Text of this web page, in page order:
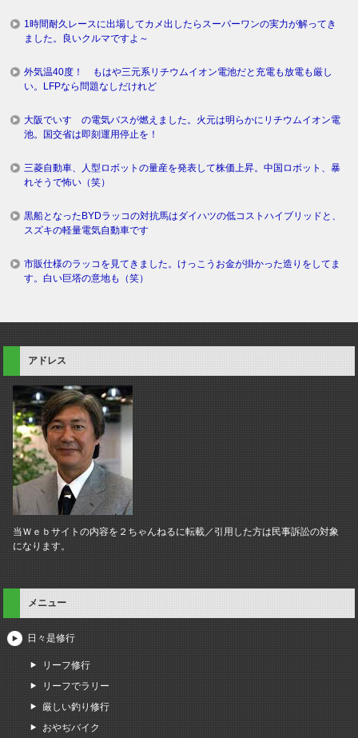
1時間耐久レースに出場してカメ出したらスーパーワンの実力が解ってき
ました。良いクルマですよ～
外気温40度！ もはや三元系リチウムイオン電池だと充電も放電も厳し
い。LFPなら問題なしだけれど
大阪でいすゞの電気バスが燃えました。火元は明らかにリチウムイオン電
池。国交省は即刻運用停止を！
三菱自動車、人型ロボットの量産を発表して株価上昇。中国ロボット、暴
れそうで怖い（笑）
黒船となったBYDラッコの対抗馬はダイハツの低コストハイブリッドと、
スズキの軽量電気自動車です
市販仕様のラッコを見てきました。けっこうお金が掛かった造りをしてま
す。白い巨塔の意地も（笑）
アドレス
当Ｗｅｂサイトの内容を２ちゃんねるに転載／引用した方は民事訴訟の対象
になります。
メニュー
日々是修行
リーフ修行
リーフでラリー
厳しい釣り修行
おやぢバイク